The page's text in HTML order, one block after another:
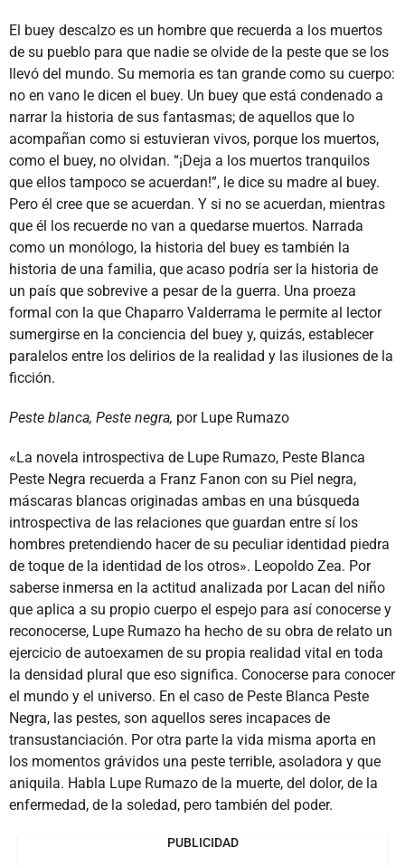
El buey descalzo es un hombre que recuerda a los muertos
de su pueblo para que nadie se olvide de la peste que se los
llevó del mundo. Su memoria es tan grande como su cuerpo:
no en vano le dicen el buey. Un buey que está condenado a
narrar la historia de sus fantasmas; de aquellos que lo
acompañan como si estuvieran vivos, porque los muertos,
como el buey, no olvidan. “¡Deja a los muertos tranquilos
que ellos tampoco se acuerdan!”, le dice su madre al buey.
Pero él cree que se acuerdan. Y si no se acuerdan, mientras
que él los recuerde no van a quedarse muertos. Narrada
como un monólogo, la historia del buey es también la
historia de una familia, que acaso podría ser la historia de
un país que sobrevive a pesar de la guerra. Una proeza
formal con la que Chaparro Valderrama le permite al lector
sumergirse en la conciencia del buey y, quizás, establecer
paralelos entre los delirios de la realidad y las ilusiones de la
ficción.
Peste blanca, Peste negra, por Lupe Rumazo
«La novela introspectiva de Lupe Rumazo, Peste Blanca
Peste Negra recuerda a Franz Fanon con su Piel negra,
máscaras blancas originadas ambas en una búsqueda
introspectiva de las relaciones que guardan entre sí los
hombres pretendiendo hacer de su peculiar identidad piedra
de toque de la identidad de los otros». Leopoldo Zea. Por
saberse inmersa en la actitud analizada por Lacan del niño
que aplica a su propio cuerpo el espejo para así conocerse y
reconocerse, Lupe Rumazo ha hecho de su obra de relato un
ejercicio de autoexamen de su propia realidad vital en toda
la densidad plural que eso significa. Conocerse para conocer
el mundo y el universo. En el caso de Peste Blanca Peste
Negra, las pestes, son aquellos seres incapaces de
transustanciación. Por otra parte la vida misma aporta en
los momentos grávidos una peste terrible, asoladora y que
aniquila. Habla Lupe Rumazo de la muerte, del dolor, de la
enfermedad, de la soledad, pero también del poder.
PUBLICIDAD